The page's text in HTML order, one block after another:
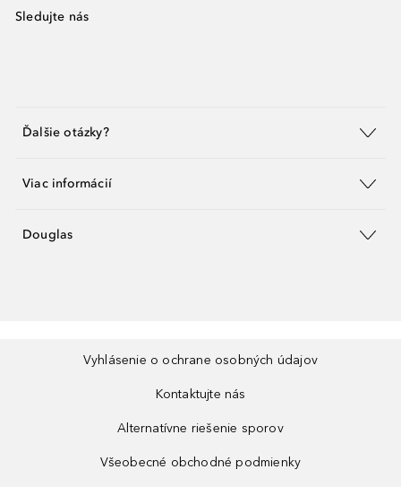
Sledujte nás
Ďalšie otázky?
Viac informácií
Douglas
Vyhlásenie o ochrane osobných údajov
Kontaktujte nás
Alternatívne riešenie sporov
Všeobecné obchodné podmienky